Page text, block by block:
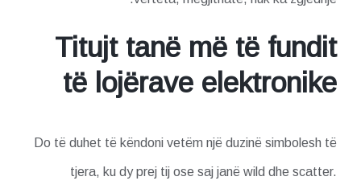
Titujt tanë më të fundit
të lojërave elektronike
Do të duhet të këndoni vetëm një duzinë simbolesh të
tjera, ku dy prej tij ose saj janë wild dhe scatter.